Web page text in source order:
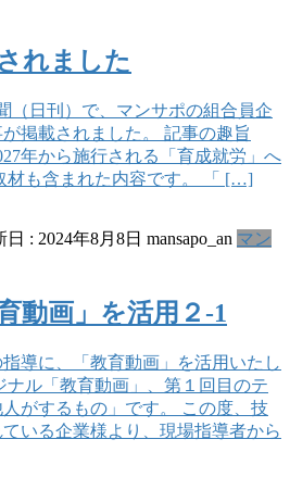
れました
（日刊）で、マンサポの組合員企
掲載されました。 記事の趣旨
年から施行される「育成就労」へ
材も含まれた内容です。 「 […]
日 : 2024年8月8日 mansapo_an マン
動画」を活用２-1
導に、「教育動画」を活用いたし
ナル「教育動画」、第１回目のテ
がするもの」です。 この度、技
いる企業様より、現場指導者から